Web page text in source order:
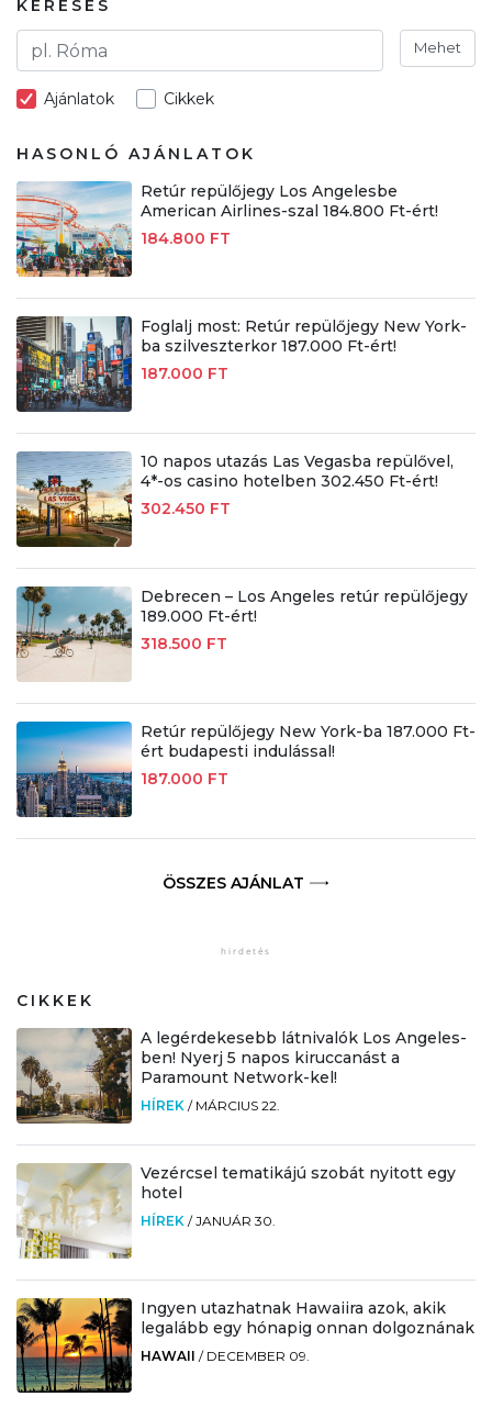
KERESÉS
Mehet
Ajánlatok Cikkek
HASONLÓ AJÁNLATOK
Retúr repülőjegy Los Angelesbe
American Airlines-szal 184.800 Ft-ért!
184.800 FT
Foglalj most: Retúr repülőjegy New York-
ba szilveszterkor 187.000 Ft-ért!
187.000 FT
10 napos utazás Las Vegasba repülővel,
4*-os casino hotelben 302.450 Ft-ért!
302.450 FT
Debrecen – Los Angeles retúr repülőjegy
189.000 Ft-ért!
318.500 FT
Retúr repülőjegy New York-ba 187.000 Ft-
ért budapesti indulással!
187.000 FT
ÖSSZES AJÁNLAT
CIKKEK
A legérdekesebb látnivalók Los Angeles-
ben! Nyerj 5 napos kiruccanást a
Paramount Network-kel!
HÍREK / MÁRCIUS 22.
Vezércsel tematikájú szobát nyitott egy
hotel
HÍREK /JANUÁR 30.
Ingyen utazhatnak Hawaiira azok, akik
legalább egy hónapig onnan dolgoznának
HAWAII / DECEMBER 09.